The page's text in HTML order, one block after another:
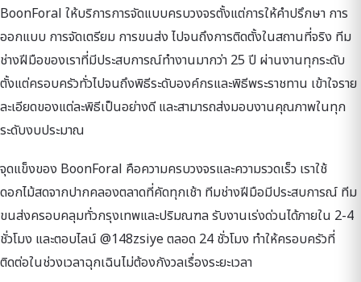
BoonForal ให้บริการการจัดแบบครบวงจรตั้งแต่การให้คำปรึกษา การ
ออกแบบ การจัดเตรียม การขนส่ง ไปจนถึงการติดตั้งในสถานที่จริง ทีม
ช่างฝีมือของเราที่มีประสบการณ์ทำงานมากว่า 25 ปี ผ่านงานทุกระดับ
ตั้งแต่ครอบครัวทั่วไปจนถึงพิธีระดับองค์กรและพิธีพระราชทาน เข้าใจราย
ละเอียดของแต่ละพิธีเป็นอย่างดี และสามารถส่งมอบงานคุณภาพในทุก
ระดับงบประมาณ
จุดแข็งของ BoonForal คือความครบวงจรและความรวดเร็ว เราใช้
ดอกไม้สดจากปากคลองตลาดที่คัดทุกเช้า ทีมช่างฝีมือมีประสบการณ์ ทีม
ขนส่งครอบคลุมทั่วกรุงเทพและปริมณฑล รับงานเร่งด่วนได้ภายใน 2-4
ชั่วโมง และตอบไลน์ @148zsiye ตลอด 24 ชั่วโมง ทำให้ครอบครัวที่
ติดต่อในช่วงเวลาฉุกเฉินไม่ต้องกังวลเรื่องระยะเวลา